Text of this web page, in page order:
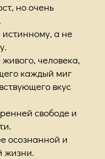
но очень
истинному, а не
живого, человека,
каждый миг
вкус
свободе и
осознанной и
жизни.